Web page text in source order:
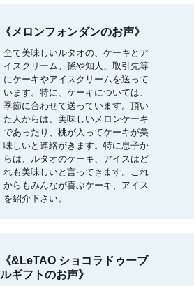
《メロンフォンダンのお声》
全て美味しいルタオの、ケーキとア
イスクリーム。孫や知人、取引先等
にケーキやアイスクリームを送って
います。特に、ケーキについては、
季節に合わせて送っています。頂い
た人からは、美味しいメロンケーキ
であったり、桃が入ってケーキが美
味しいと連絡がきます。特に息子か
らは、ルタオのケーキ、アイスはど
れも美味しいと言ってきます。これ
からもみんなが喜ぶケーキ、アイス
を紹介下さい。
《&LeTAO ショコラドゥーブ
ルギフトのお声》